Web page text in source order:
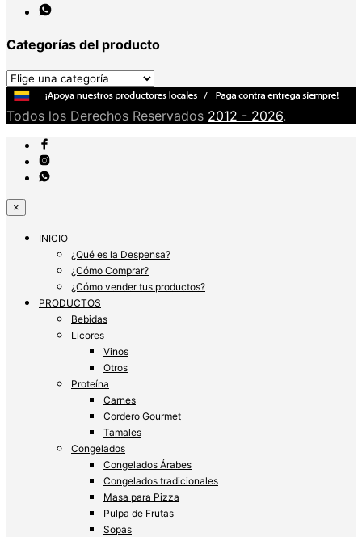
Categorías del producto
Todos los Derechos Reservados 2012 - 2026.
×
INICIO
¿Qué es la Despensa?
¿Cómo Comprar?
¿Cómo vender tus productos?
PRODUCTOS
Bebidas
Licores
Vinos
Otros
Proteína
Carnes
Cordero Gourmet
Tamales
Congelados
Congelados Árabes
Congelados tradicionales
Masa para Pizza
Pulpa de Frutas
Sopas